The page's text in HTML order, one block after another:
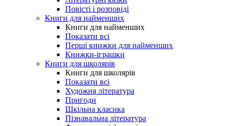
Повісті і розповіді
Книги для найменших
Книги для найменших
Показати всі
Перші книжки для найменших
Книжки-іграшки
Книги для школярів
Книги для школярів
Показати всі
Художня література
Пригоди
Шкільна класика
Пізнавальна література